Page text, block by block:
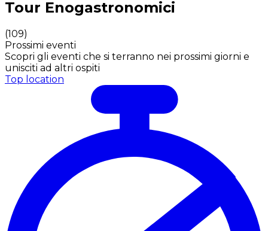
Tour Enogastronomici
(109)
Prossimi eventi
Scopri gli eventi che si terranno nei prossimi giorni e
unisciti ad altri ospiti
Top location